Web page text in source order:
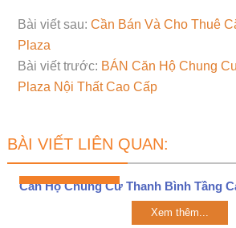
Bài viết sau: Cần Bán Và Cho Thuê
Plaza
Bài viết trước: BÁN Căn Hộ Chung
Plaza Nội Thất Cao Cấp
BÀI VIẾT LIÊN QUAN:
Căn Hộ Chung Cư Thanh Bình Tầng
Xem thêm...